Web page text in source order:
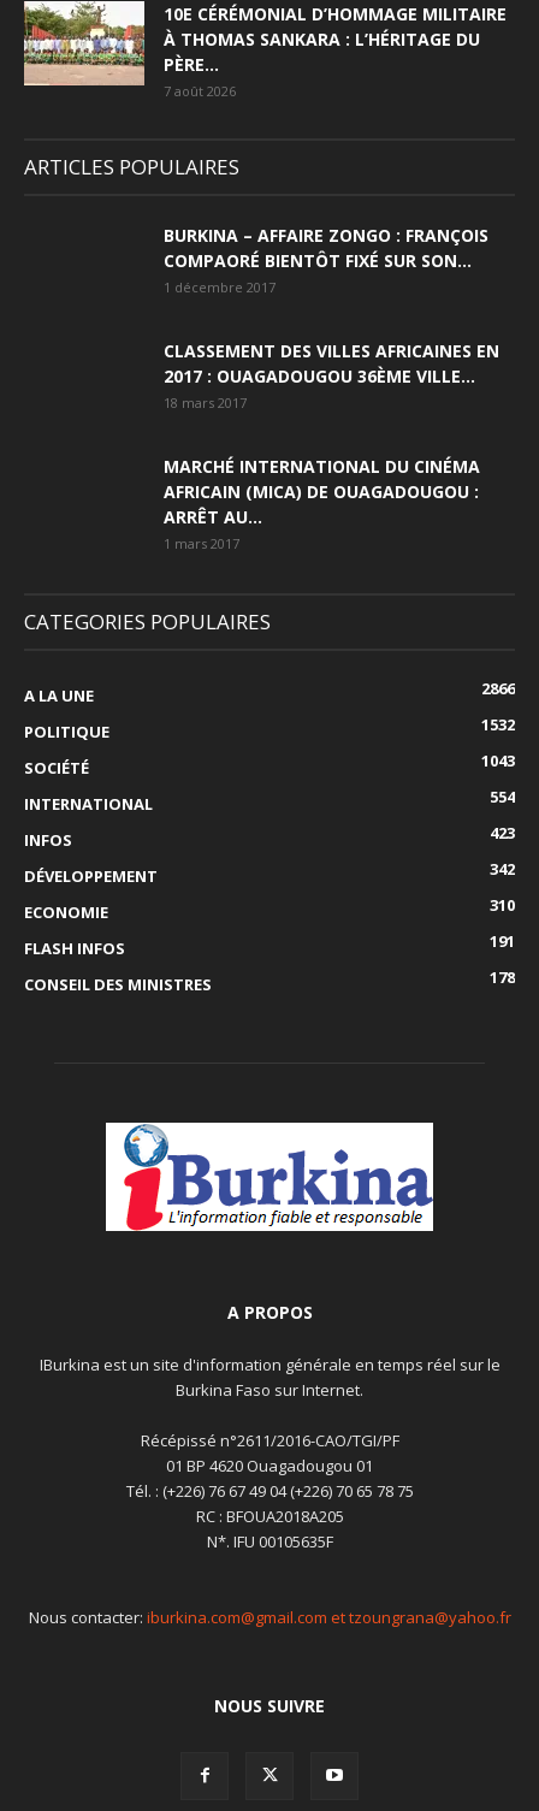
10E CÉRÉMONIAL D’HOMMAGE MILITAIRE
À THOMAS SANKARA : L’HÉRITAGE DU
PÈRE...
7 août 2026
ARTICLES POPULAIRES
BURKINA – AFFAIRE ZONGO : FRANÇOIS
COMPAORÉ BIENTÔT FIXÉ SUR SON...
1 décembre 2017
CLASSEMENT DES VILLES AFRICAINES EN
2017 : OUAGADOUGOU 36ÈME VILLE...
18 mars 2017
MARCHÉ INTERNATIONAL DU CINÉMA
AFRICAIN (MICA) DE OUAGADOUGOU :
ARRÊT AU...
1 mars 2017
CATEGORIES POPULAIRES
A LA UNE
2866
POLITIQUE
1532
SOCIÉTÉ
1043
INTERNATIONAL
554
INFOS
423
DÉVELOPPEMENT
342
ECONOMIE
310
FLASH INFOS
191
CONSEIL DES MINISTRES
178
A PROPOS
IBurkina est un site d'information générale en temps réel sur le
Burkina Faso sur Internet.
Récépissé n°2611/2016-CAO/TGI/PF
01 BP 4620 Ouagadougou 01
Tél. : (+226) 76 67 49 04 (+226) 70 65 78 75
RC : BFOUA2018A205
N*. IFU 00105635F
Nous contacter: iburkina.com@gmail.com et tzoungrana@yahoo.fr
NOUS SUIVRE